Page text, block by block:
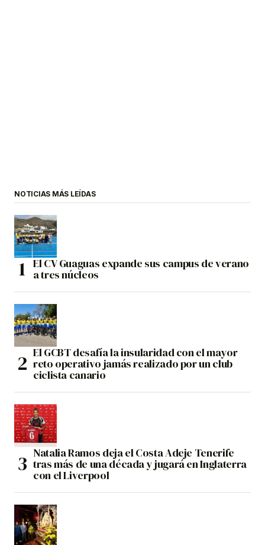
NOTICIAS MÁS LEÍDAS
El CV Guaguas expande sus campus de verano
a tres núcleos
El GCBT desafía la insularidad con el mayor
reto operativo jamás realizado por un club
ciclista canario
Natalia Ramos deja el Costa Adeje Tenerife
tras más de una década y jugará en Inglaterra
con el Liverpool